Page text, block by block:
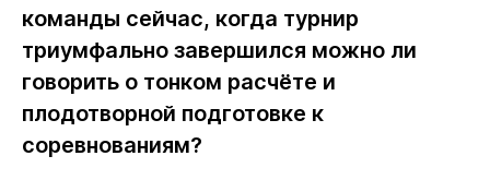
команды сейчас, когда турнир
триумфально завершился можно ли
говорить о тонком расчёте и
плодотворной подготовке к
соревнованиям?